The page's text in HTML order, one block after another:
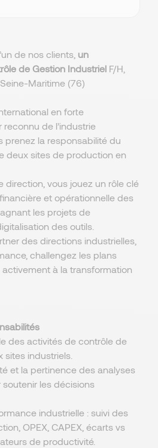
de nos clients, un
de Gestion Industriel F/H,
Maritime (76)
en forte
de l’industrie
prenez la responsabilité du
deux sites de production en
direction, vous jouez un rôle clé
et opérationnelle des
les projets de
des outils.
des directions industrielles,
challengez les plans
à la transformation
des activités de contrôle de
sites industriels.
et la pertinence des analyses
les décisions
industrielle : suivi des
OPEX, CAPEX, écarts vs
de productivité.